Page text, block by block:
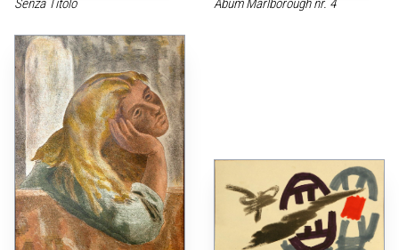
Senza Titolo
Abum Marlborough nr. 4